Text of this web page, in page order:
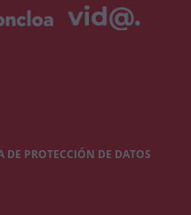
PROTECCIÓN DE DATOS